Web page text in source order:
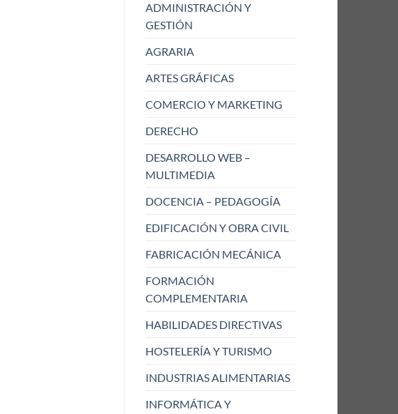
ADMINISTRACIÓN Y
GESTIÓN
AGRARIA
ARTES GRÁFICAS
COMERCIO Y MARKETING
DERECHO
DESARROLLO WEB –
MULTIMEDIA
DOCENCIA – PEDAGOGÍA
EDIFICACIÓN Y OBRA CIVIL
FABRICACIÓN MECÁNICA
FORMACIÓN
COMPLEMENTARIA
HABILIDADES DIRECTIVAS
HOSTELERÍA Y TURISMO
INDUSTRIAS ALIMENTARIAS
INFORMÁTICA Y